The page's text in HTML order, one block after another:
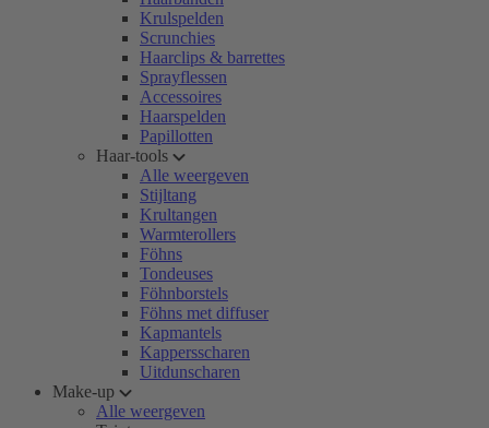
Krulspelden
Scrunchies
Haarclips & barrettes
Sprayflessen
Accessoires
Haarspelden
Papillotten
Haar-tools
Alle weergeven
Stijltang
Krultangen
Warmterollers
Föhns
Tondeuses
Föhnborstels
Föhns met diffuser
Kapmantels
Kappersscharen
Uitdunscharen
Make-up
Alle weergeven